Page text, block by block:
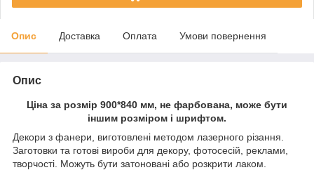
Опис Доставка Оплата Умови повернення
Опис
Ціна за розмір 900*840 мм, не фарбована, може бути
іншим розміром і шрифтом.
Декори з фанери, виготовлені методом лазерного різання.
Заготовки та готові вироби для декору, фотосесій, реклами,
творчості. Можуть бути затоновані або розкрити лаком.